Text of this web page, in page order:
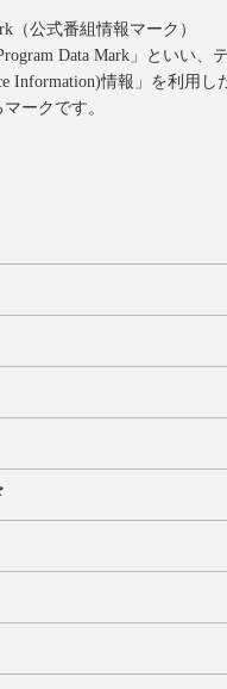
（公式番組情報マーク）
Data Mark」といい、
Information)情報」を利用し
ークです。